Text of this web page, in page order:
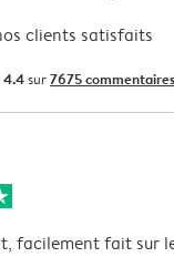
clients satisfaits
4.4sur7675 commentaires
facilement fait sur